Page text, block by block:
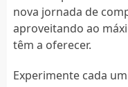
nova jornada de
aproveitando ao
têm a oferecer.
Experimente cada